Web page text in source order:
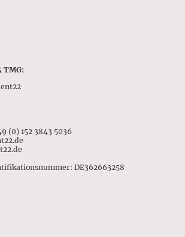
TMG:
(0) 152 3843 5036
DE362663258